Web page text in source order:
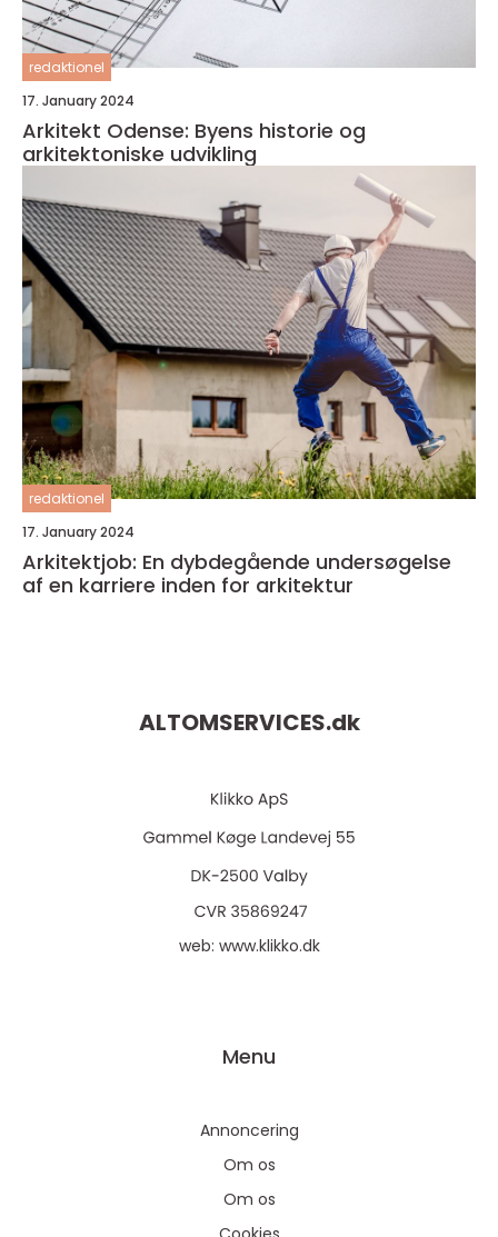
redaktionel
17. January 2024
Arkitekt Odense: Byens historie og
arkitektoniske udvikling
redaktionel
17. January 2024
Arkitektjob: En dybdegående undersøgelse
af en karriere inden for arkitektur
ALTOMSERVICES.dk
web: www.klikko.dk
Menu
Annoncering
Om os
Om os